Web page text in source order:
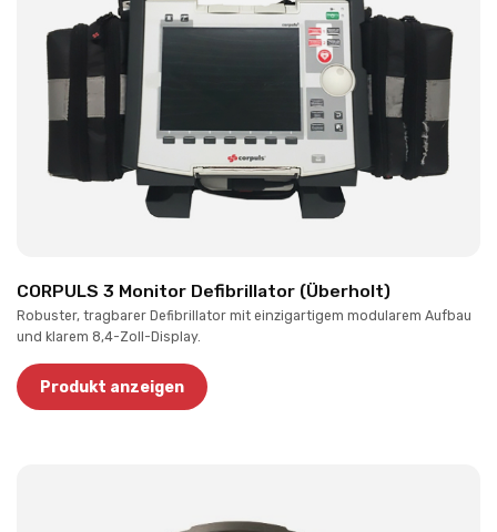
CORPULS 3 Monitor Defibrillator (Überholt)
Robuster, tragbarer Defibrillator mit einzigartigem modularem Aufbau
und klarem 8,4-Zoll-Display.
Produkt anzeigen